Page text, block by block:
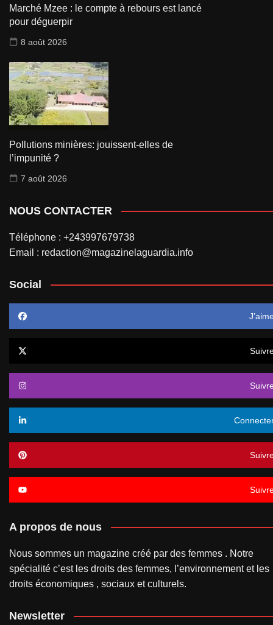
Marché Mzee : le compte à rebours est lancé
pour déguerpir
8 août 2026
Pollutions minières: jouissent-elles de
l’impunité ?
7 août 2026
NOUS CONTACTER
Téléphone : +243997679738
Email : redaction@magazinelaguardia.info
Social
A propos de nous
Nous sommes un magazine créé par des femmes . Notre
spécialité c’est les droits des femmes, l’environnement et les
droits économiques , sociaux et culturels.
Newsletter